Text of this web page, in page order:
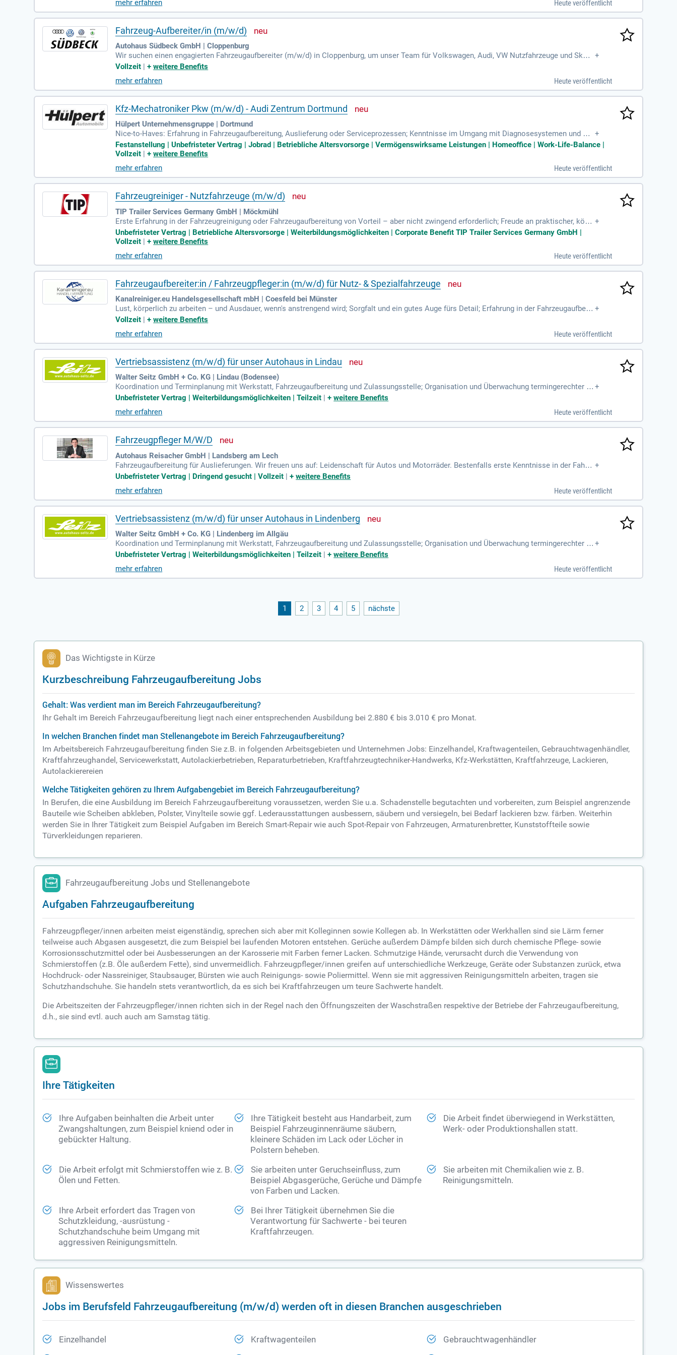
m Tätigkeitsfeld. Eine Ausbildung als KFZ-Mechaniker oder Mechatroniker sowie umfangreiche Erfahrung sind Voraussetzung, ergänzt durch K
enntnisse in Qualitätstechniken. Profitieren Sie von spannenden Herausforderungen in einem traditionsreichen mittelständischen Motorsportu
mehr erfahren
Heute veröffentlicht
Fahrzeug-Aufbereiter/in (m/w/d)
Autohaus Südbeck GmbH | Cloppenburg
Wir suchen einen engagierten Fahrzeugaufbereiter (m/w/d) in Cloppenburg, um unser Team für Volkswagen, Audi, VW Nutzfahrzeuge und Skod
a zu erweitern. Die Hauptaufgaben umfassen die Fahrzeugwäsche, Politur und die umfassende Innenraumreinigung. Unser Anspruch ist höchst
s, Serviceorientierung und Zuverlässigkeit mit. Teamfähigkeit und eine gültige Fahrerlaubnis der Klasse B sind ebenfalls erforderlich. Gemeinsa
m gestalten wir die Zukunft der Automobilbranche – bewerben Sie sich jetzt und seien Sie Teil unseres erfolgreichen Teams!
+
Vollzeit |+weitere Benefits
mehr erfahren
Heute veröffentlicht
Kfz-Mechatroniker Pkw (m/w/d) - Audi Zentrum Dortmund
Hülpert Unternehmensgruppe | Dortmund
Nice-to-Haves: Erfahrung in Fahrzeugaufbereitung, Auslieferung oder Serviceprozessen; Kenntnisse im Umgang mit Diagnosesystemen und Sof
tware-Updates; Erfahrung im Autohausumfeld.
+
Festanstellung | Unbefristeter Vertrag | Jobrad | Betriebliche Altersvorsorge | Vermögenswirksame Leistungen | Homeoffice | Work-Life-Balance |
Vollzeit |+weitere Benefits
mehr erfahren
Heute veröffentlicht
Fahrzeugreiniger - Nutzfahrzeuge (m/w/d)
TIP Trailer Services Germany GmbH | Möckmühl
Erste Erfahrung in der Fahrzeugreinigung oder Fahrzeugaufbereitung von Vorteil – aber nicht zwingend erforderlich; Freude an praktischer, körp
erlicher Arbeit und ein Auge fürs Detail; Zuverlässigkeit, Motivation und selbstständige Arbeitsweise; Teamfähigkeit
+
Unbefristeter Vertrag | Betriebliche Altersvorsorge | Weiterbildungsmöglichkeiten | Corporate Benefit TIP Trailer Services Germany GmbH |
Vollzeit |+weitere Benefits
mehr erfahren
Heute veröffentlicht
Fahrzeugaufbereiter:in / Fahrzeugpfleger:in (m/w/d) für Nutz- & Spezialfahrzeuge
Kanalreiniger.eu Handelsgesellschaft mbH | Coesfeld bei Münster
Lust, körperlich zu arbeiten – und Ausdauer, wenn's anstrengend wird; Sorgfalt und ein gutes Auge fürs Detail; Erfahrung in der Fahrzeugaufberei
tung wäre super – wir bringen dir aber auch alles bei; Führerschein Klasse C wäre praktisch, ist aber kein
+
Vollzeit |+weitere Benefits
mehr erfahren
Heute veröffentlicht
Vertriebsassistenz (m/w/d) für unser Autohaus in Lindau
Walter Seitz GmbH + Co. KG | Lindau (Bodensee)
Koordination und Terminplanung mit Werkstatt, Fahrzeugaufbereitung und Zulassungsstelle; Organisation und Überwachung termingerechter Fa
hrzeugzulassungen; Planung und Organisation von Fahrzeugabholungen und -übergaben; Betreuung des Leasingrücknahmeprozesses
+
Unbefristeter Vertrag | Weiterbildungsmöglichkeiten | Teilzeit |+weitere Benefits
mehr erfahren
Heute veröffentlicht
Fahrzeugpfleger M/W/D
Autohaus Reisacher GmbH | Landsberg am Lech
Fahrzeugaufbereitung für Auslieferungen. Wir freuen uns auf: Leidenschaft für Autos und Motorräder. Bestenfalls erste Kenntnisse in der Fahrz
eugaufbereitung. Service- und dienstleistungsorientierte Arbeitsweise. Zuverlässigkeit und Ordentlichkeit.
+
Unbefristeter Vertrag | Dringend gesucht | Vollzeit |+weitere Benefits
mehr erfahren
Heute veröffentlicht
Vertriebsassistenz (m/w/d) für unser Autohaus in Lindenberg
Walter Seitz GmbH + Co. KG | Lindenberg im Allgäu
Koordination und Terminplanung mit Werkstatt, Fahrzeugaufbereitung und Zulassungsstelle; Organisation und Überwachung termingerechter Fa
hrzeugzulassungen; Planung und Organisation von Fahrzeugabholungen und -übergaben; Betreuung des Leasingrücknahmeprozesses
+
Unbefristeter Vertrag | Weiterbildungsmöglichkeiten | Teilzeit |+weitere Benefits
mehr erfahren
Heute veröffentlicht
1 2 3 4 5 nächste
Das Wichtigste in Kürze
Kurzbeschreibung Fahrzeugaufbereitung Jobs
Gehalt: Was verdient man im Bereich Fahrzeugaufbereitung?
Ihr Gehalt im Bereich Fahrzeugaufbereitung liegt nach einer entsprechenden Ausbildung bei 2.880 € bis 3.010 € pro Monat.
In welchen Branchen findet man Stellenangebote im Bereich Fahrzeugaufbereitung?
Im Arbeitsbereich Fahrzeugaufbereitung finden Sie z.B. in folgenden Arbeitsgebieten und Unternehmen Jobs: Einzelhandel, Kraftwagenteilen, Gebrauchtwagenhändler,
Kraftfahrzeughandel, Servicewerkstatt, Autolackierbetrieben, Reparaturbetrieben, Kraftfahrzeugtechniker-Handwerks, Kfz-Werkstätten, Kraftfahrzeuge, Lackieren,
Autolackierereien
Welche Tätigkeiten gehören zu Ihrem Aufgabengebiet im Bereich Fahrzeugaufbereitung?
In Berufen, die eine Ausbildung im Bereich Fahrzeugaufbereitung voraussetzen, werden Sie u.a. Schadenstelle begutachten und vorbereiten, zum Beispiel angrenzende
Bauteile wie Scheiben abkleben, Polster, Vinylteile sowie ggf. Lederausstattungen ausbessern, säubern und versiegeln, bei Bedarf lackieren bzw. färben. Weiterhin
werden Sie in Ihrer Tätigkeit zum Beispiel Aufgaben im Bereich Smart-Repair wie auch Spot-Repair von Fahrzeugen, Armaturenbretter, Kunststoffteile sowie
Türverkleidungen reparieren.
Fahrzeugaufbereitung Jobs und Stellenangebote
Aufgaben Fahrzeugaufbereitung
Fahrzeugpfleger/innen arbeiten meist eigenständig, sprechen sich aber mit Kolleginnen sowie Kollegen ab. In Werkstätten oder Werkhallen sind sie Lärm ferner
teilweise auch Abgasen ausgesetzt, die zum Beispiel bei laufenden Motoren entstehen. Gerüche außerdem Dämpfe bilden sich durch chemische Pflege- sowie
Korrosionsschutzmittel oder bei Ausbesserungen an der Karosserie mit Farben ferner Lacken. Schmutzige Hände, verursacht durch die Verwendung von
Schmierstoffen (z.B. Öle außerdem Fette), sind unvermeidlich. Fahrzeugpfleger/innen greifen auf unterschiedliche Werkzeuge, Geräte oder Substanzen zurück, etwa
Hochdruck- oder Nassreiniger, Staubsauger, Bürsten wie auch Reinigungs- sowie Poliermittel. Wenn sie mit aggressiven Reinigungsmitteln arbeiten, tragen sie
Schutzhandschuhe. Sie handeln stets verantwortlich, da es sich bei Kraftfahrzeugen um teure Sachwerte handelt.
Die Arbeitszeiten der Fahrzeugpfleger/innen richten sich in der Regel nach den Öffnungszeiten der Waschstraßen respektive der Betriebe der Fahrzeugaufbereitung,
d.h., sie sind evtl. auch auch am Samstag tätig.
Ihre Tätigkeiten
Ihre Aufgaben beinhalten die Arbeit unter
Zwangshaltungen, zum Beispiel kniend oder in
gebückter Haltung.
Ihre Tätigkeit besteht aus Handarbeit, zum
Beispiel Fahrzeuginnenräume säubern,
kleinere Schäden im Lack oder Löcher in
Polstern beheben.
Die Arbeit findet überwiegend in Werkstätten,
Werk- oder Produktionshallen statt.
Die Arbeit erfolgt mit Schmierstoffen wie z. B.
Ölen und Fetten.
Sie arbeiten unter Geruchseinfluss, zum
Beispiel Abgasgerüche, Gerüche und Dämpfe
von Farben und Lacken.
Sie arbeiten mit Chemikalien wie z. B.
Reinigungsmitteln.
Ihre Arbeit erfordert das Tragen von
Schutzkleidung, -ausrüstung -
Schutzhandschuhe beim Umgang mit
aggressiven Reinigungsmitteln.
Bei Ihrer Tätigkeit übernehmen Sie die
Verantwortung für Sachwerte - bei teuren
Kraftfahrzeugen.
Wissenswertes
Jobs im Berufsfeld Fahrzeugaufbereitung (m/w/d) werden oft in diesen Branchen ausgeschrieben
Einzelhandel Kraftwagenteilen Gebrauchtwagenhändler